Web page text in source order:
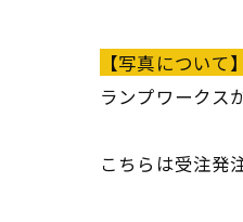
【写真について】
ランプワークス
こちらは受注発